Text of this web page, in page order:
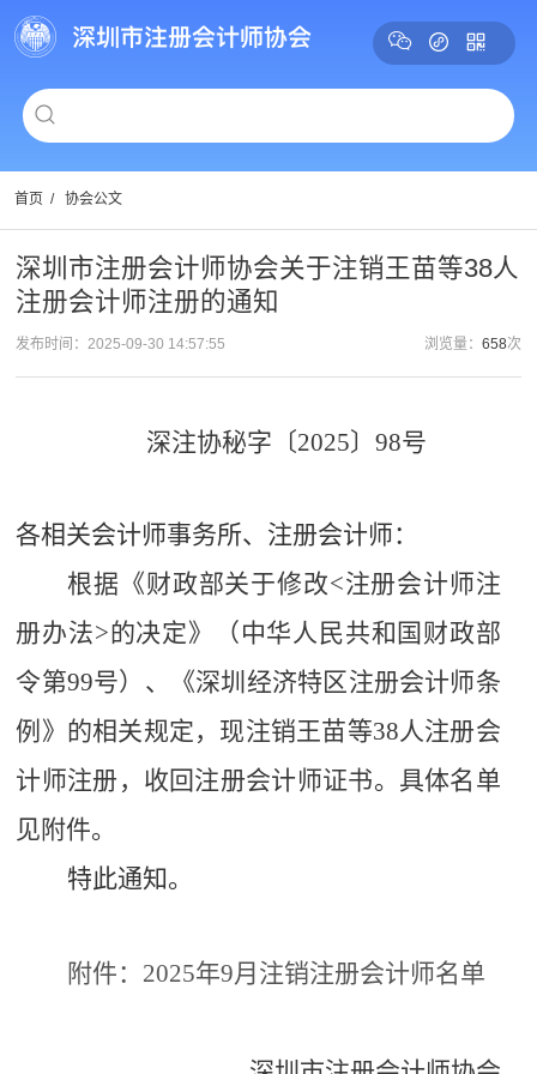
首页 / 协会公文
深圳市注册会计师协会关于注销王苗等38人
注册会计师注册的通知
发布时间：2025-09-30 14:57:55 浏览量： 658次
深注协秘字〔2025〕 98号
各相关会计师事务所、注册会计师：
根据《财政部关于修改<注册会计师注
册办法>的决定》
（中华人民共和国财政部
令第99号）、《深圳经济特区注册会计师条
例》的相关规定，现注销王苗等38人注册会
计师注册，收回注册会计师证书。具体名单
见附件。
特此通知。
附件：2025年9月注销注册会计师名单